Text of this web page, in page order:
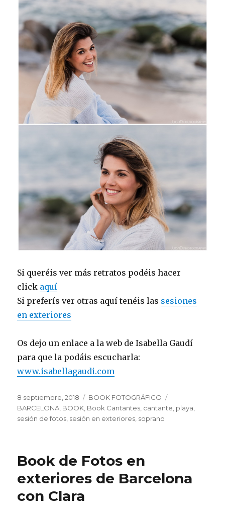
Si queréis ver más retratos podéis hacer
click aquí
Si preferís ver otras aquí tenéis las sesiones
en exteriores
Os dejo un enlace a la web de Isabella Gaudí
para que la podáis escucharla:
www.isabellagaudi.com
Publicado
el
8 septiembre, 2018 Categorías
BOOK FOTOGRÁFICO
BARCELONA BOOK Book Cantantes cantante playa
sesión de fotos sesión en exteriores soprano
Book de Fotos en
exteriores de Barcelona
con Clara